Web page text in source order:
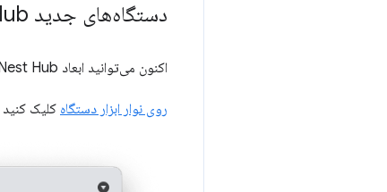
دستگاه‌های جدید Nest Hub در فهرست دستگاه‌ها
اکنون می‌توانید ابعاد Nest Hub و Nest Hub Max را در
روی نوار ابزار دستگاه کلیک کنید